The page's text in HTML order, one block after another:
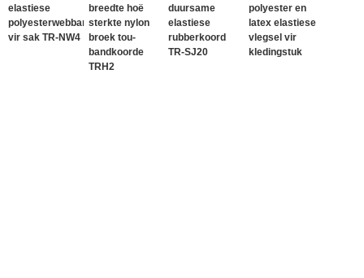
elastiese
polyesterwebband
vir sak TR-NW4
breedte hoë
sterkte nylon
broek tou-
bandkoorde
TRH2
duursame
elastiese
rubberkoord
TR-SJ20
polyester en
latex elastiese
vlegsel vir
kledingstuk